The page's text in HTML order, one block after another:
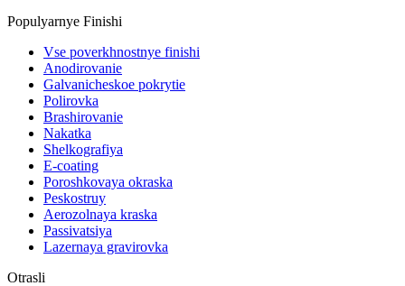
Populyarnye Finishi
Vse poverkhnostnye finishi
Anodirovanie
Galvanicheskoe pokrytie
Polirovka
Brashirovanie
Nakatka
Shelkografiya
E-coating
Poroshkovaya okraska
Peskostruy
Aerozolnaya kraska
Passivatsiya
Lazernaya gravirovka
Otrasli